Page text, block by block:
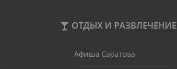
ОТДЫХ И РАЗВЛЕЧЕНИЕ
Афиша Саратова